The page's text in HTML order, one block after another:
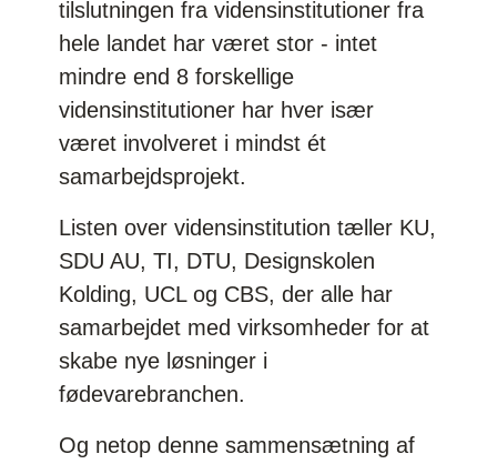
tilslutningen fra vidensinstitutioner fra
hele landet har været stor - intet
mindre end 8 forskellige
vidensinstitutioner har hver især
været involveret i mindst ét
samarbejdsprojekt.
Listen over vidensinstitution tæller KU,
SDU AU, TI, DTU, Designskolen
Kolding, UCL og CBS, der alle har
samarbejdet med virksomheder for at
skabe nye løsninger i
fødevarebranchen.
Og netop denne sammensætning af